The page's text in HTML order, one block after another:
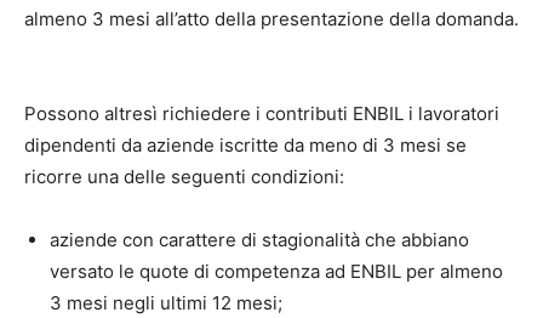
almeno 3 mesi all’atto della presentazione della domanda.
Possono altresì richiedere i contributi ENBIL i lavoratori
dipendenti da aziende iscritte da meno di 3 mesi se
ricorre una delle seguenti condizioni:
aziende con carattere di stagionalità che abbiano
versato le quote di competenza ad ENBIL per almeno
3 mesi negli ultimi 12 mesi;